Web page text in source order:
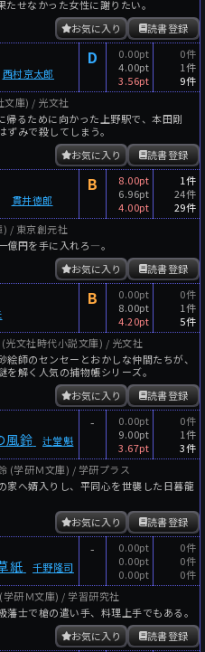
せなかった女性に謝りたい。
読書登録
お気に入り
西村京太郎
D
0.00pt
4.00pt
3.56pt
0件
1件
9件
文庫) / 光文社
帰るために向かった上野駅で、本田剛
みで殺してしまう。
読書登録
お気に入り
貫井徳郎
B
8.00pt
6.96pt
4.00pt
1件
24件
29件
) / 東京創元社
億円を手に入れろ―。
読書登録
お気に入り
B
0.00pt
8.00pt
4.20pt
0件
1件
5件
光文社時代小説文庫) / 光文社
師のセンセーとおかしな仲間たちが、
解く人気の捕物帳シリーズ。
読書登録
お気に入り
風鈴 辻堂魁
-
0.00pt
9.00pt
3.67pt
0件
1件
3件
(学研Ｍ文庫) / 学研プラス
家へ婿入りし、平同心を世襲した日暮龍
読書登録
お気に入り
紙 千野隆司
-
0.00pt
0.00pt
0.00pt
0件
0件
0件
研Ｍ文庫) / 学習研究社
藩士で槍の遣い手、料理上手でもある。
読書登録
お気に入り